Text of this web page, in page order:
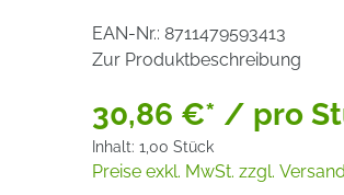
EAN-Nr.: 8711479593413
Zur Produktbeschreibung
30,86 €* / pro
Inhalt: 1,00 Stück
Preise exkl. MwSt. zzgl.